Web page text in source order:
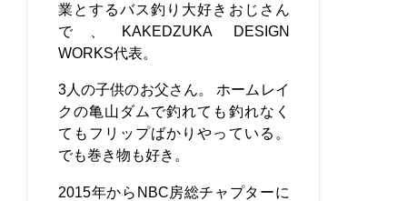
業とするバス釣り大好きおじさん
で、KAKEDZUKA DESIGN
WORKS代表。
3人の子供のお父さん。 ホームレイ
クの亀山ダムで釣れても釣れなく
てもフリップばかりやっている。
でも巻き物も好き。
2015年からNBC房総チャプターに